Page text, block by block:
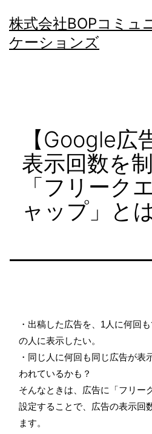
ン
テ
株式会社BOPコミュ
ケーションズ
【Google広
表示回数を
「フリーク
ャップ」と
・出稿した広告を、1人に何回
の人に表示したい。
・同じ人に何回も同じ広告が表
われているかも？
そんなときは、広告に「フリー
設定することで、広告の表示回
ます。